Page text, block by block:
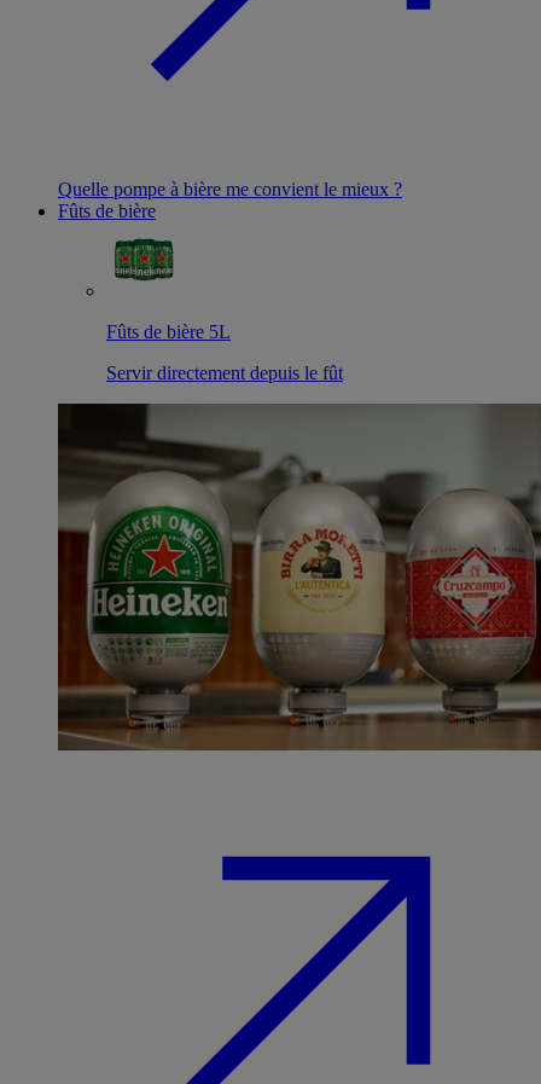
Quelle pompe à bière me convient le mieux ?
Fûts de bière
Fûts de bière 5L
Servir directement depuis le fût